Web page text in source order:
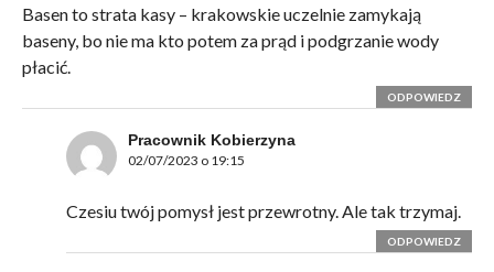
Basen to strata kasy – krakowskie uczelnie zamykają
baseny, bo nie ma kto potem za prąd i podgrzanie wody
płacić.
ODPOWIEDZ
Pracownik Kobierzyna
02/07/2023 o 19:15
Czesiu twój pomysł jest przewrotny. Ale tak trzymaj.
ODPOWIEDZ